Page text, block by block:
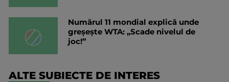
Numărul 11 mondial explică unde
greșește WTA: „Scade nivelul de
joc!”
ALTE SUBIECTE DE INTERES